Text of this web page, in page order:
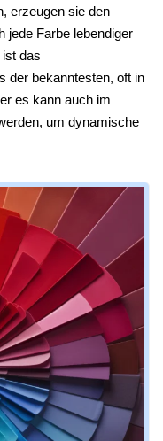
erzeugen sie den
jede Farbe lebendiger
das
der bekanntesten, oft in
es kann auch im
um dynamische